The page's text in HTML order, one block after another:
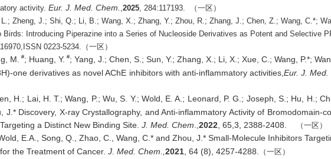
activity. Eur. J. Med. Chem. ,2025, 284:117193.
（一区）
Zheng, J.; Shi, Q.; Li, B.; Wang, X.; Zhang, Y.; Zhou, R.; Zhang, J.; Chen, Z.; Wang, C.*;
Birds: Introducing Piperazine into a Series of Nucleoside Derivatives as Potent and Selective
ISSN 0223-5234. （一区）
M. #; Huang, Y. #; Yang, J.; Chen, S.; Sun, Y.; Zhang, X.; Li, X.; Xue, C.; Wang, P.*;
one derivatives as novel AChE inhibitors with anti-inflammatory activities, Eur. J. Med.
H.; Lai, H. T.; Wang, P.; Wu, S. Y.; Wold, E. A.; Leonard, P. G.; Joseph, S.; Hu, H.;
J.* Discovery, X-ray Crystallography, and Anti-inflammatory Activity of Bromodomain-
a Distinct New Binding Site. J. Med. Chem 2022 , 65,3, 2388-2408.
（一区）
E.A., Song, Q., Zhao, C., Wang, C.* and Zhou, J.* Small-Molecule Inhibitors
the Treatment of Cancer. J. Med. Chem., 2021 , 64 (8), 4257-4288.
（一区）